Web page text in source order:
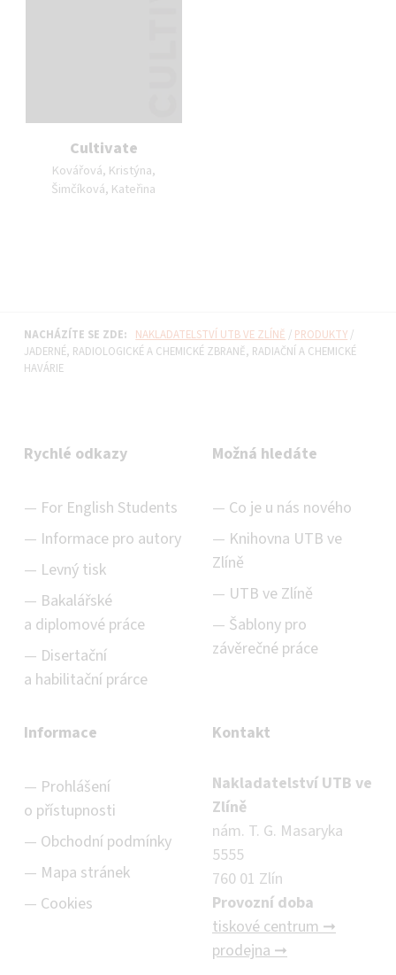
Cultivate
Autor publikace:
Kovářová, Kristýna,
Šimčíková, Kateřina
NACHÁZÍTE SE ZDE: NAKLADATELSTVÍ UTB VE ZLÍNĚ / PRODUKTY /
JADERNÉ, RADIOLOGICKÉ A CHEMICKÉ ZBRANĚ, RADIAČNÍ A CHEMICKÉ
HAVÁRIE
Rychlé odkazy
For English Students
Informace pro autory
Levný tisk
Bakalářské
a diplomové práce
Disertační
a habilitační prárce
Možná hledáte
Co je u nás nového
Knihovna UTB ve
Zlíně
UTB ve Zlíně
Šablony pro
závěrečné práce
Informace
Prohlášení
o přístupnosti
Obchodní podmínky
Mapa stránek
Cookies
Kontakt
Nakladatelství UTB ve
Zlíně
nám. T. G. Masaryka
5555
760 01 Zlín
Provozní doba
tiskové centrum ➞
prodejna ➞